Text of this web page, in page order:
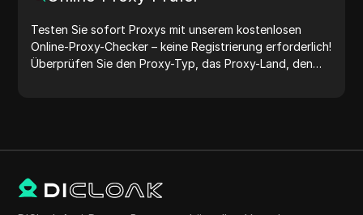
Testen Sie sofort Proxys mit unserem kostenlosen
Online-Proxy-Checker – keine Registrierung erforderlich!
Überprüfen Sie den Proxy-Typ, das Proxy-Land, den